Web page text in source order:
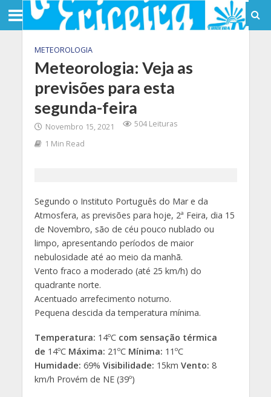
METEOROLOGIA
Meteorologia: Veja as
previsões para esta
segunda-feira
Novembro 15, 2021
504 Leituras
1 Min Read
Segundo o Instituto Português do Mar e da
Atmosfera, as previsões para hoje, 2ª Feira, dia 15
de Novembro, são de céu pouco nublado ou
limpo, apresentando períodos de maior
nebulosidade até ao meio da manhã.
Vento fraco a moderado (até 25 km/h) do
quadrante norte.
Acentuado arrefecimento noturno.
Pequena descida da temperatura mínima.
Temperatura: 14ºC com sensação térmica
de 14ºCMáxima: 21ºC Mínima: 11ºC
Humidade: 69% Visibilidade: 15km Vento: 8
km/h Provém de NE (39º)